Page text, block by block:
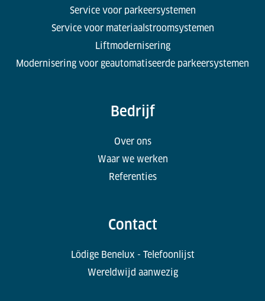
Service voor parkeersystemen
Service voor materiaalstroomsystemen
Liftmodernisering
Modernisering voor geautomatiseerde parkeersystemen
Bedrijf
Over ons
Waar we werken
Referenties
Contact
Lödige Benelux - Telefoonlijst
Wereldwijd aanwezig